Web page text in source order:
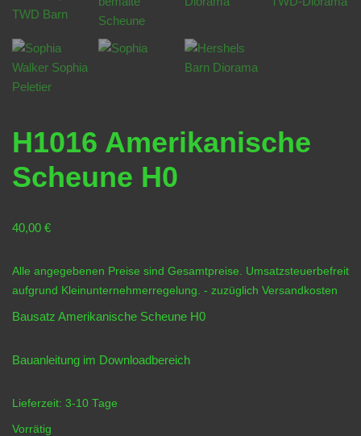
H1016 Amerikanische
Scheune H0
40,00 €
Alle angegebenen Preise sind Gesamtpreise. Umsatzsteuerbefreit
aufgrund Kleinunternehmerregelung. - zuzüglich Versandkosten
Bausatz Amerikanische Scheune H0
Bauanleitung im Downloadbereich
Lieferzeit: 3-10 Tage
Vorrätig